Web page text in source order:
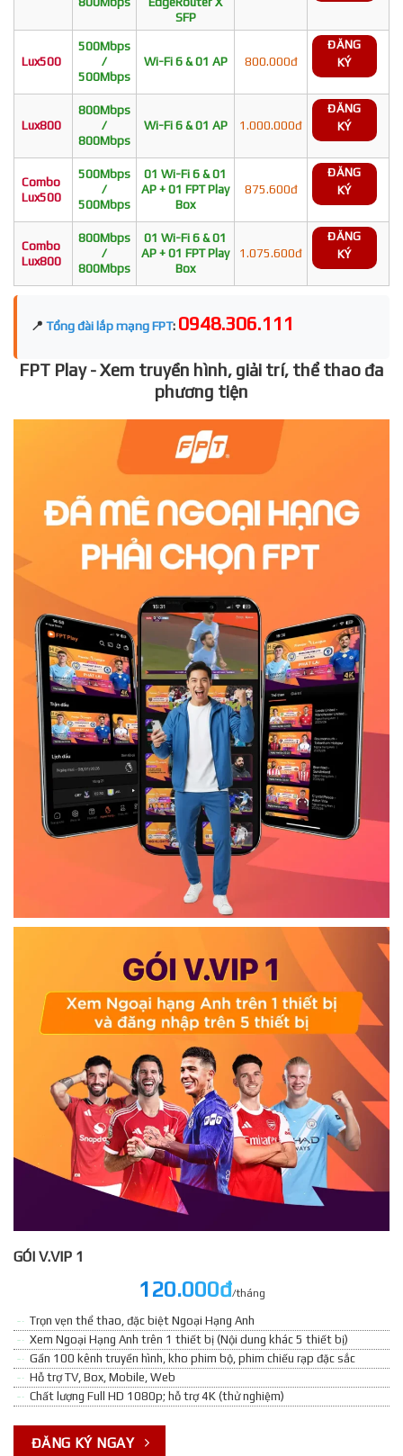
SFP
Lux500
500Mbps
/
500Mbps
Wi-Fi 6 & 01 AP 800.000đ
ĐĂNG
KÝ
Lux800
800Mbps
/
800Mbps
Wi-Fi 6 & 01 AP 1.000.000đ
ĐĂNG
KÝ
Combo
Lux500
500Mbps
/
500Mbps
01 Wi-Fi 6 & 01
AP + 01 FPT Play
Box
875.600đ
ĐĂNG
KÝ
Combo
Lux800
800Mbps
/
800Mbps
01 Wi-Fi 6 & 01
AP + 01 FPT Play
Box
1.075.600đ
ĐĂNG
KÝ
📍 Tổng đài lắp mạng FPT: 0948.306.111
FPT Play - Xem truyền hình, giải trí, thể thao đa
phương tiện
GÓI V.VIP 1
120.000đ/tháng
Trọn vẹn thể thao, đặc biệt Ngoại Hạng Anh
Xem Ngoại Hạng Anh trên 1 thiết bị (Nội dung khác 5 thiết bị)
Gần 100 kênh truyền hình, kho phim bộ, phim chiếu rạp đặc sắc
Hỗ trợ TV, Box, Mobile, Web
Chất lượng Full HD 1080p; hỗ trợ 4K (thử nghiệm)
ĐĂNG KÝ NGAY